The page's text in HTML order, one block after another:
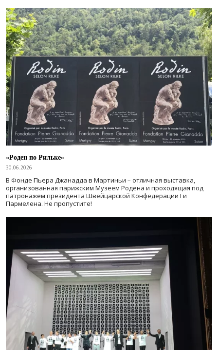
«Роден по Рильке»
30.06.2026
В Фонде Пьера Джанадда в Мартиньи – отличная выставка,
организованная парижским Музеем Родена и проходящая под
патронажем президента Швейцарской Конфедерации Ги
Пармелена. Не пропустите!